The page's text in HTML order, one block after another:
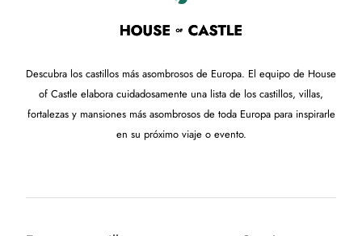
Descubra los castillos más asombrosos de Europa. El equipo de House
of Castle elabora cuidadosamente una lista de los castillos, villas,
fortalezas y mansiones más asombrosos de toda Europa para inspirarle
en su próximo viaje o evento.